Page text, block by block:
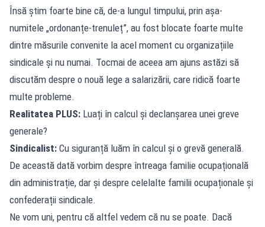
Însă știm foarte bine că, de-a lungul timpului, prin așa-
numitele „ordonanțe-trenuleț”, au fost blocate foarte multe
dintre măsurile convenite la acel moment cu organizațiile
sindicale și nu numai. Tocmai de aceea am ajuns astăzi să
discutăm despre o nouă lege a salarizării, care ridică foarte
multe probleme.
Realitatea PLUS: Luați în calcul și declanșarea unei greve
generale?
Sindicalist: Cu siguranță luăm în calcul și o grevă generală.
De această dată vorbim despre întreaga familie ocupațională
din administrație, dar și despre celelalte familii ocupaționale și
confederații sindicale.
Ne vom uni, pentru că altfel vedem că nu se poate. Dacă